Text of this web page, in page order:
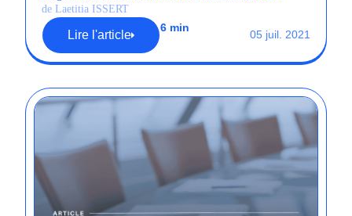
de Laetitia ISSERT
Lire l'article
6 min
05 juil. 2021